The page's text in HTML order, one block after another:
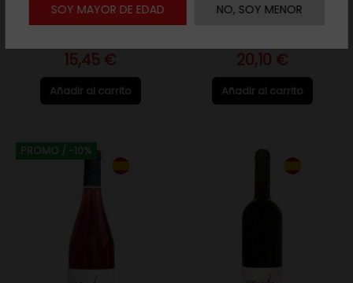
SOY MAYOR DE EDAD
NO, SOY MENOR
Viñarda Blanco 2025 -
15,45 €
Añadir al carrito
20,10 €
Añadir al carrito
PROMO / -10%